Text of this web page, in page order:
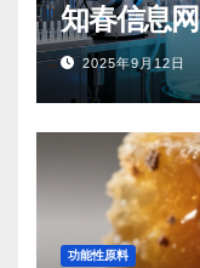
知春信息网
2025年9月12日
功能性原料